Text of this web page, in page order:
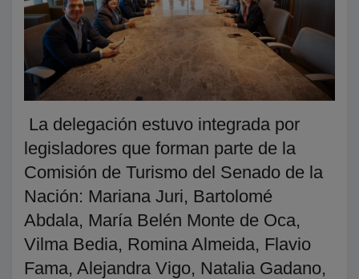
La delegación estuvo integrada por
legisladores que forman parte de la
Comisión de Turismo del Senado de la
Nación: Mariana Juri, Bartolomé
Abdala, María Belén Monte de Oca,
Vilma Bedia, Romina Almeida, Flavio
Fama, Alejandra Vigo, Natalia Gadano,